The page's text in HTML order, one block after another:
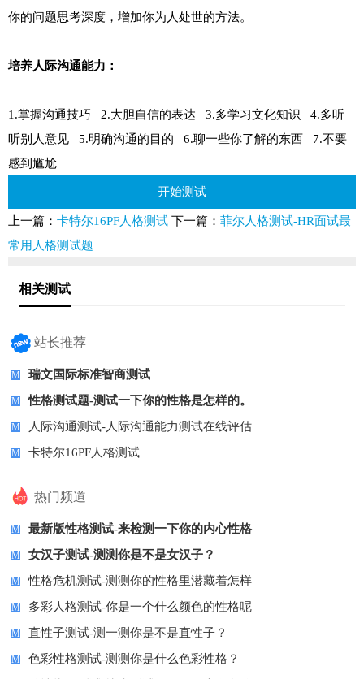
你的问题思考深度，增加你为人处世的方法。
培养人际沟通能力：
1.掌握沟通技巧 2.大胆自信的表达 3.多学习文化知识 4.多听
听别人意见 5.明确沟通的目的 6.聊一些你了解的东西 7.不要
感到尴尬
开始测试
上一篇： 卡特尔16PF人格测试 下一篇： 菲尔人格测试-HR面试最
常用人格测试题
相关测试
站长推荐
M 瑞文国际标准智商测试
M 性格测试题-测试一下你的性格是怎样的。
M 人际沟通测试-人际沟通能力测试在线评估
M 卡特尔16PF人格测试
热门频道
M 最新版性格测试-来检测一下你的内心性格
M 女汉子测试-测测你是不是女汉子？
M 性格危机测试-测测你的性格里潜藏着怎样
M 多彩人格测试-你是一个什么颜色的性格呢
M 直性子测试-测一测你是不是直性子？
M
色彩性格测试-测测你是什么色彩性格？